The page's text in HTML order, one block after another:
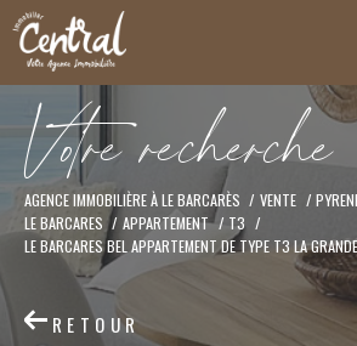
Votrerecherche
AGENCE IMMOBILIÈRE À LE BARCARÈS VENTE
LE BARCARES
APPARTEMENT
T3
LE BARCARES BEL APPARTEMENT DE TYPE T3 LA
RETOUR
Effectuer une recherche
et trouver le bien qui correspond à
Type
d'offre
Vente